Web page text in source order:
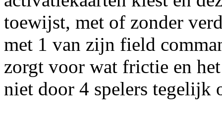
toewijst, met of zonder
met 1 van zijn field
zorgt voor wat frictie en
niet door 4 spelers tegelijk